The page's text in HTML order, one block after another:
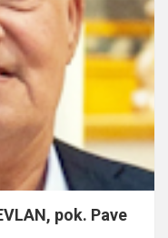
pok. Pave